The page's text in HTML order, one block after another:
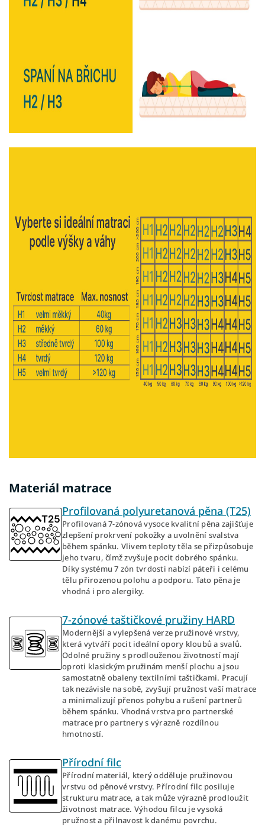
Materiál matrace
Profilovaná polyuretanová pěna (T25)
Profilovaná 7-zónová vysoce kvalitní pěna zajišťuje
zlepšení prokrvení pokožky a uvolnění svalstva
během spánku. Vlivem teploty těla se přizpůsobuje
jeho tvaru, čímž zvyšuje pocit dobrého spánku.
Díky systému 7 zón tvrdosti nabízí páteři i celému
tělu přirozenou polohu a podporu. Tato pěna je
vhodná i pro alergiky.
7-zónové taštičkové pružiny HARD
Modernější a vylepšená verze pružinové vrstvy,
která vytváří pocit ideální opory kloubů a svalů.
Odolné pružiny s prodlouženou životností mají
oproti klasickým pružinám menší plochu a jsou
samostatně obaleny textilními taštičkami. Pracují
tak nezávisle na sobě, zvyšují pružnost vaší matrace
a minimalizují přenos pohybu a rušení partnerů
během spánku. Vhodná vrstva pro partnerské
matrace pro partnery s výrazně rozdílnou
hmotností.
Přírodní filc
Přírodní materiál, který odděluje pružinovou
vrstvu od pěnové vrstvy. Přírodní filc posiluje
strukturu matrace, a tak může výrazně prodloužit
životnost matrace. Výhodou filcu je vysoká
pružnost a přilnavost k danému povrchu.